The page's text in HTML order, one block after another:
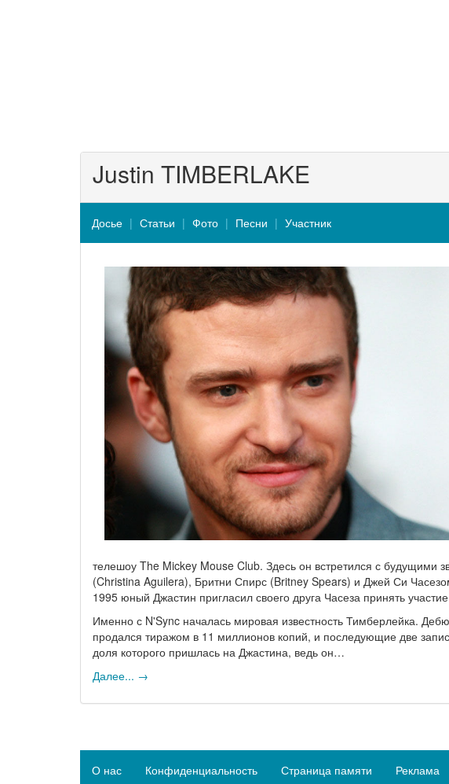
Justin TIMBERLAKE
Досье Статьи Фото Песни Участник
телешоу The Mickey Mouse Club. Здесь он встретился с будущими
(Christina Aguilera), Бритни Спирс (Britney Spears) и Джей Си
1995 юный Джастин пригласил своего друга Часеза принять
Именно с N'Sync началась мировая известность Тимберлейка.
продался тиражом в 11 миллионов копий, и последующие две
доля которого пришлась на Джастина, ведь он…
Далее... →
О нас Конфиденциальность Страница памяти Реклама